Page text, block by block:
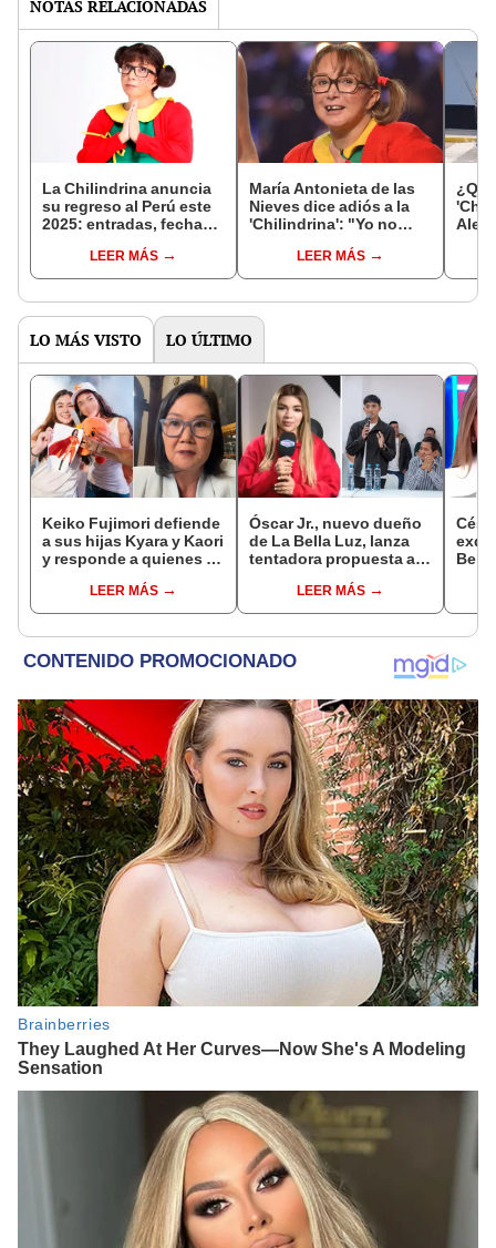
NOTAS RELACIONADAS
La Chilindrina anuncia
su regreso al Perú este
2025: entradas, fechas y
circenseLEER MÁS
María Antonieta de las
Nieves dice adiós a la
'Chilindrina': "Yo no
gente"LEER MÁS
Alex
LO MÁS VISTO LO ÚLTIMO
Keiko Fujimori defiende
a sus hijas Kyara y Kaori
y responde a quienes la
“No pueden decirme”
LEER MÁS
Óscar Jr., nuevo dueño
de La Bella Luz, lanza
tentadora propuesta a
denuncia por
tocamientos: “Va a
LEER MÁS
la